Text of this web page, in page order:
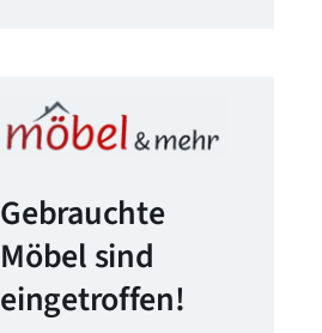
Gebrauchte
Möbel sind
eingetroffen!